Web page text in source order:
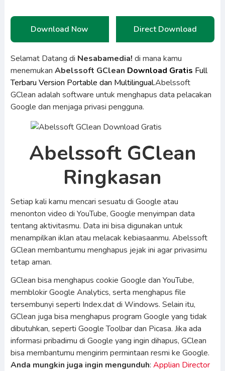
Download Now Direct Download
Selamat Datang di Nesabamedia! di mana kamu
menemukan Abelssoft GClean Download Gratis Full
Terbaru Version Portable dan Multilingual.Abelssoft
GClean adalah software untuk menghapus data pelacakan
Google dan menjaga privasi pengguna.
Abelssoft GClean
Ringkasan
Setiap kali kamu mencari sesuatu di Google atau
menonton video di YouTube, Google menyimpan data
tentang aktivitasmu. Data ini bisa digunakan untuk
menampilkan iklan atau melacak kebiasaanmu. Abelssoft
GClean membantumu menghapus jejak ini agar privasimu
tetap aman.
GClean bisa menghapus cookie Google dan YouTube,
memblokir Google Analytics, serta menghapus file
tersembunyi seperti Index.dat di Windows. Selain itu,
GClean juga bisa menghapus program Google yang tidak
dibutuhkan, seperti Google Toolbar dan Picasa. Jika ada
informasi pribadimu di Google yang ingin dihapus, GClean
bisa membantumu mengirim permintaan resmi ke Google.
Anda mungkin juga ingin mengunduh: Applian Director